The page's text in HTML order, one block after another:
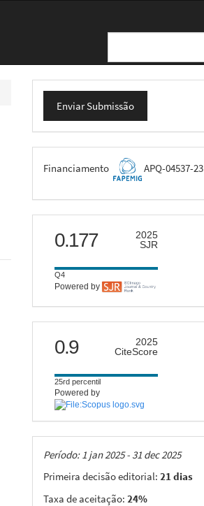
Enviar
Submissão
Enviar Submissão
FAPEMIG
Financiamento APQ-04537-23
scimago
0.177
2025
SJR
Q4
Powered by
citescore
0.9
2025
CiteScore
25rd percentil
Powered by
Taxas
Período: 1 jan 2025 - 31 dec 2025
Primeira decisão editorial: 21 dias
Taxa de aceitação: 24%